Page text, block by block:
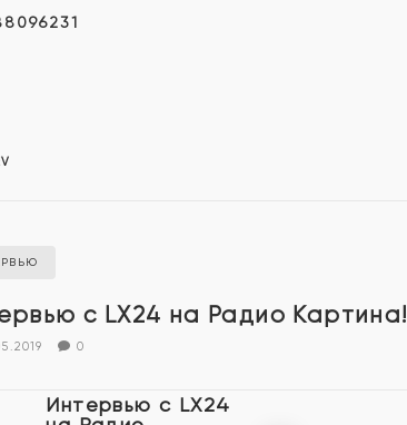
с LX24 на Радио Картина!
0
Интервью с LX24